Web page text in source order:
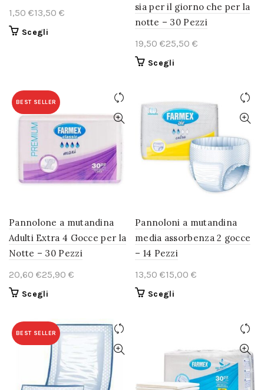
€
€
ScegliQuesto
Le
opzioni
possono
essere
scelte
nella
pagina
sia per il giorno che per la
notte – 30 Pezzi
€
€
ScegliQuesto
più
varianti.
Le
opzioni
possono
essere
scelte
del
prodotto
BEST SELLER
Pannolone a mutandina
Adulti Extra 4 Gocce per la
Notte – 30 Pezzi
€
€
ScegliQuesto
ha
più
varianti.
Le
opzioni
possono
Pannoloni a mutandina
media assorbenza 2 gocce
– 14 Pezzi
€
€
ScegliQuesto
opzioni
possono
BEST SELLER